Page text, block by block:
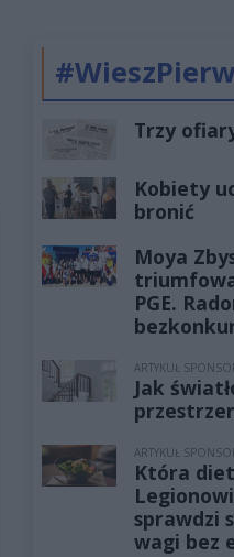
Trzy
Kobiety
bronić
Moya
PGE.
ARTYKUŁ
Jak
ARTYKUŁ
Która
sprawdzi
wagi bez